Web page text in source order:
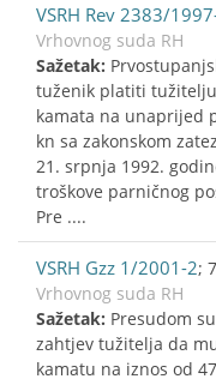
VSRH Rev 2383/
Vrhovnog suda RH
Sažetak:
tuženik platiti
kamata na unaprijed
kn sa zakonskom
21. srpnja 1992.
troškove parničnog
Pre ....
VSRH Gzz 1/2001-2;
Vrhovnog suda RH
Sažetak: Presudom
zahtjev tužitelja da
kamatu na iznos od